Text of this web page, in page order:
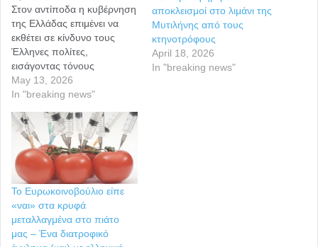
Στον αντίποδα η κυβέρνηση
της Ελλάδας επιμένει να
εκθέτει σε κίνδυνο τους
Έλληνες πολίτες,
εισάγοντας τόνους
μολυσμένων κοτόπουλων
με σαλμονέλα από
υπουργός Εξωτερικών της
Βαρσοβίας επιβεβαίωσε την
κατάθεση της Πολωνίας στο
Δικαστήριο της Ευρωπαϊκής
Ένωσης ζητώντας να
ανασταλεί η εφαρμογή της
καταστροφικής συμφωνίας
Mercosur μέχρι την
έκδοση…
May 13, 2026
In "breaking news"
αποκλεισμοί στο λιμάνι της
Μυτιλήνης από τους
κτηνοτρόφους
April 18, 2026
In "breaking news"
Το Ευρωκοινοβούλιο είπε
«ναι» στα κρυφά
μεταλλαγμένα στο πιάτο
μας – Ένα διατροφικό